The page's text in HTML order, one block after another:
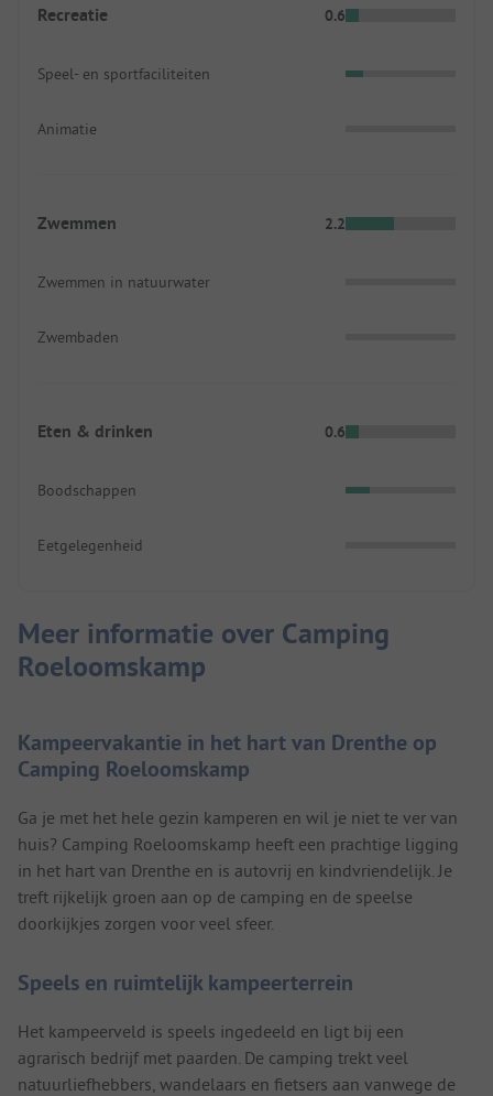
Recreatie 0.6
Speel- en sportfaciliteiten
Animatie
Zwemmen 2.2
Zwemmen in natuurwater
Zwembaden
Eten & drinken 0.6
Boodschappen
Eetgelegenheid
Meer informatie over Camping
Roeloomskamp
Kampeervakantie in het hart van Drenthe op
Camping Roeloomskamp
Ga je met het hele gezin kamperen en wil je niet te ver van
huis? Camping Roeloomskamp heeft een prachtige ligging
in het hart van Drenthe en is autovrij en kindvriendelijk. Je
treft rijkelijk groen aan op de camping en de speelse
doorkijkjes zorgen voor veel sfeer.
Speels en ruimtelijk kampeerterrein
Het kampeerveld is speels ingedeeld en ligt bij een
agrarisch bedrijf met paarden. De camping trekt veel
natuurliefhebbers, wandelaars en fietsers aan vanwege de